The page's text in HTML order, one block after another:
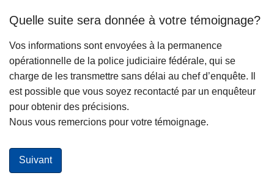
Quelle suite sera donnée à votre témoignage?
Vos informations sont envoyées à la permanence
opérationnelle de la police judiciaire fédérale, qui se
charge de les transmettre sans délai au chef d’enquête. Il
est possible que vous soyez recontacté par un enquêteur
pour obtenir des précisions.
Nous vous remercions pour votre témoignage.